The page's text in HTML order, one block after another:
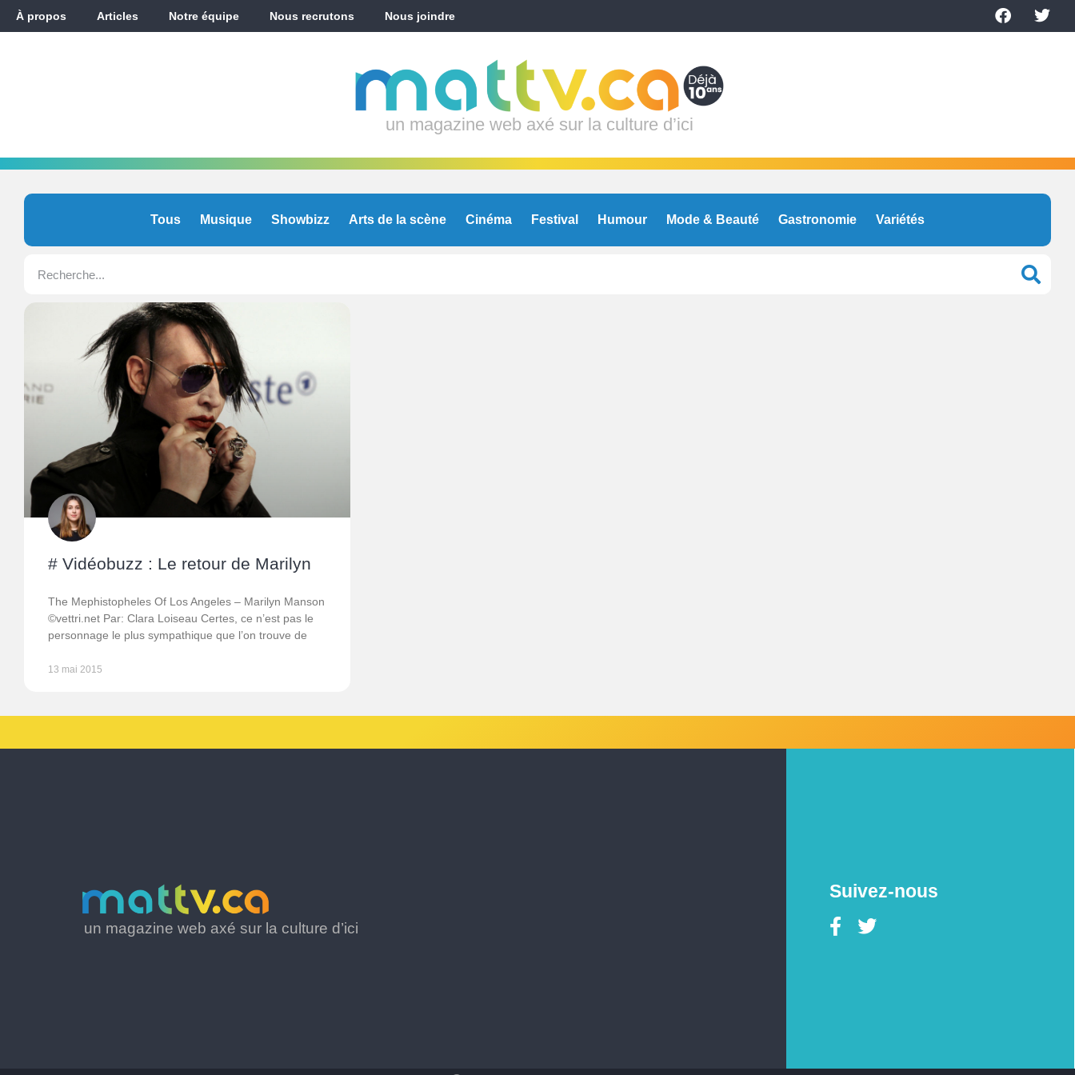
À propos Articles Notre équipe Nous recrutons Nous joindre
un magazine web axé sur la culture d’ici
Tous Musique Showbizz Arts de la scène Cinéma Festival Humour Mode & Beauté Gastronomie Variétés
# Vidéobuzz : Le retour de Marilyn
The Mephistopheles Of Los Angeles – Marilyn Manson
©vettri.net Par: Clara Loiseau Certes, ce n’est pas le
personnage le plus sympathique que l’on trouve de
13 mai 2015
un magazine web axé sur la culture d’ici
Suivez-nous